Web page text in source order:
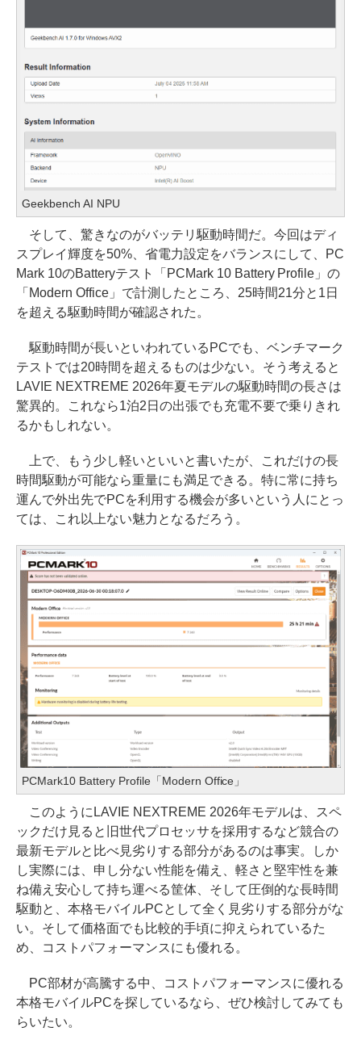
Geekbench AI NPU
そして、驚きなのがバッテリ駆動時間だ。今回はディ
スプレイ輝度を50%、省電力設定をバランスにして、PC
Mark 10のBatteryテスト「PCMark 10 Battery Profile」の
「Modern Office」で計測したところ、25時間21分と1日
を超える駆動時間が確認された。
駆動時間が長いといわれているPCでも、ベンチマーク
テストでは20時間を超えるものは少ない。そう考えると
LAVIE NEXTREME 2026年夏モデルの駆動時間の長さは
驚異的。これなら1泊2日の出張でも充電不要で乗りきれ
るかもしれない。
上で、もう少し軽いといいと書いたが、これだけの長
時間駆動が可能なら重量にも満足できる。特に常に持ち
運んで外出先でPCを利用する機会が多いという人にとっ
ては、これ以上ない魅力となるだろう。
PCMark10 Battery Profile「Modern Office」
このようにLAVIE NEXTREME 2026年モデルは、スペ
ックだけ見ると旧世代プロセッサを採用するなど競合の
最新モデルと比べ見劣りする部分があるのは事実。しか
し実際には、申し分ない性能を備え、軽さと堅牢性を兼
ね備え安心して持ち運べる筐体、そして圧倒的な長時間
駆動と、本格モバイルPCとして全く見劣りする部分がな
い。そして価格面でも比較的手頃に抑えられているた
め、コストパフォーマンスにも優れる。
PC部材が高騰する中、コストパフォーマンスに優れる
本格モバイルPCを探しているなら、ぜひ検討してみても
らいたい。